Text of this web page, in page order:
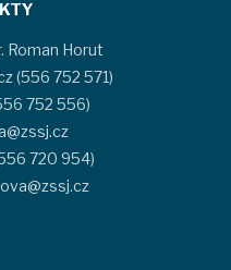
Roman Horut
(556 752 571)
752 556)
720 954)